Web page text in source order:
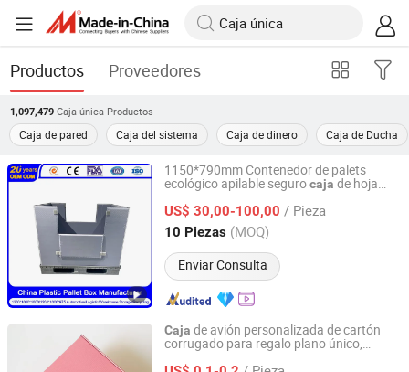
Productos Proveedores
1,097,479 Caja única Productos
Caja de pared Caja del sistema Caja de dinero Caja de Ducha
1150*790mm Contenedor de palets
ecológico apilable segurocaja de hoja
químicos
US$ 30,00-100,00 / Pieza
10 Piezas (MOQ)
Enviar Consulta
Qingdao Cnplast Co., Ltd
Shandong, China Desde 2023
Caja de avión personalizada de cartón
corrugado para regalo plano único,
Dongguan Xiaolong Packaging Industry Co., Ltd.